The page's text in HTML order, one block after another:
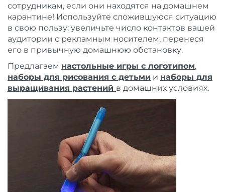
сотрудникам, если они находятся на домашнем
карантине! Используйте сложившуюся ситуацию
в свою пользу: увеличьте число контактов вашей
аудитории с рекламным носителем, перенеся
его в привычную домашнюю обстановку.
Предлагаем настольные игры с логотипом,
наборы для рисования с детьми и наборы для
выращивания растений в домашних условиях.